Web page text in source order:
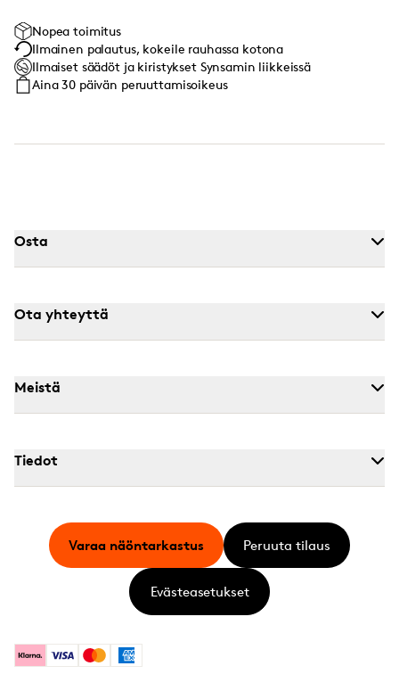
Nopea toimitus
Ilmainen palautus, kokeile rauhassa kotona
Ilmaiset säädöt ja kiristykset Synsamin liikkeissä
Aina 30 päivän peruuttamisoikeus
Osta
Ota yhteyttä
Meistä
Tiedot
KlarnaVisa MastercardAmerican Express
Varaa näöntarkastus Peruuta tilaus
Evästeasetukset